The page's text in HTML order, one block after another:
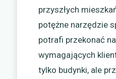
przyszłych
potężne narzędzie
potrafi przekonać
wymagających
tylko budynki, ale